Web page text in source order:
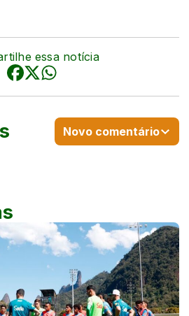
essa notícia
Novo comentário